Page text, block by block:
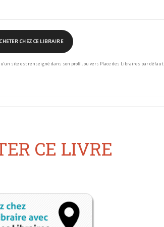
CHEZ CE LIBRAIRE
site est renseigné dans son profil, ou vers Place des Libraires par défaut.
CE LIVRE